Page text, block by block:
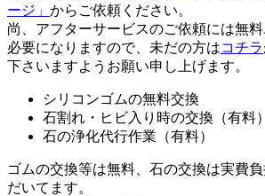
ージ」 からご依頼ください。
尚、アフターサービスのご依頼には無
必要になりますので、未だの方はコチラ
下さいますようお願い申し上げます。
シリコンゴムの無料交換
石割れ・ヒビ入り時の交換（有料）
石の浄化代行作業（有料）
ゴムの交換等は無料、石の交換は実費
だいてます。